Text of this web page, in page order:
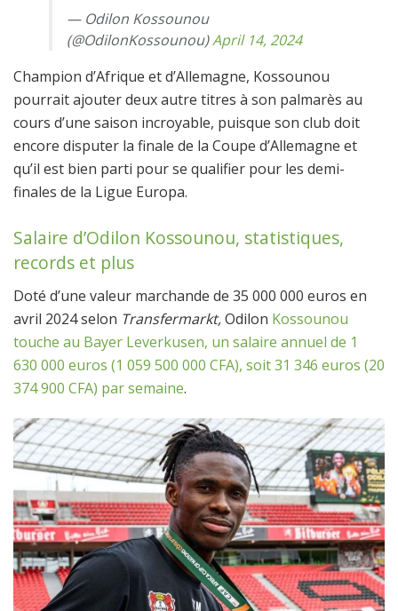
— Odilon Kossounou
(@OdilonKossounou)April 14, 2024
Champion d’Afrique et d’Allemagne, Kossounou
pourrait ajouter deux autre titres à son palmarès au
cours d’une saison incroyable, puisque son club doit
encore disputer la finale de la Coupe d’Allemagne et
qu’il est bien parti pour se qualifier pour les demi-
finales de la Ligue Europa.
Salaire d’Odilon Kossounou, statistiques,
records et plus
Doté d’une valeur marchande de 35 000 000 euros en
avril 2024 selon Transfermarkt,Odilon Kossounou
touche au Bayer Leverkusen, un salaire annuel de 1
630 000 euros (1 059 500 000 CFA), soit 31 346 euros (20
374 900 CFA) par semaine.